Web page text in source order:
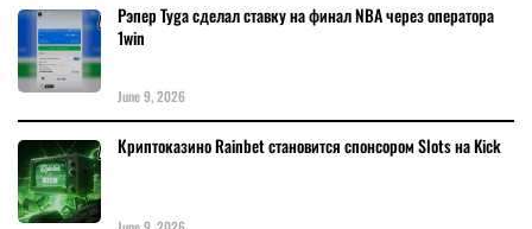
Рэпер Tyga сделал ставку на финал NBA через оператора
1win
June 9, 2026
Криптоказино Rainbet становится спонсором Slots на Kick